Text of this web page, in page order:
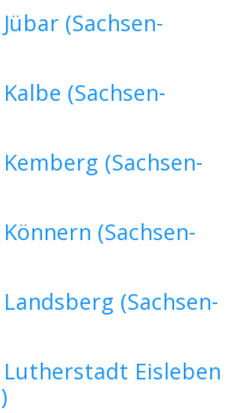
(Sachsen-
(Sachsen-
(Sachsen-
(Sachsen-
(Sachsen-
Eisleben